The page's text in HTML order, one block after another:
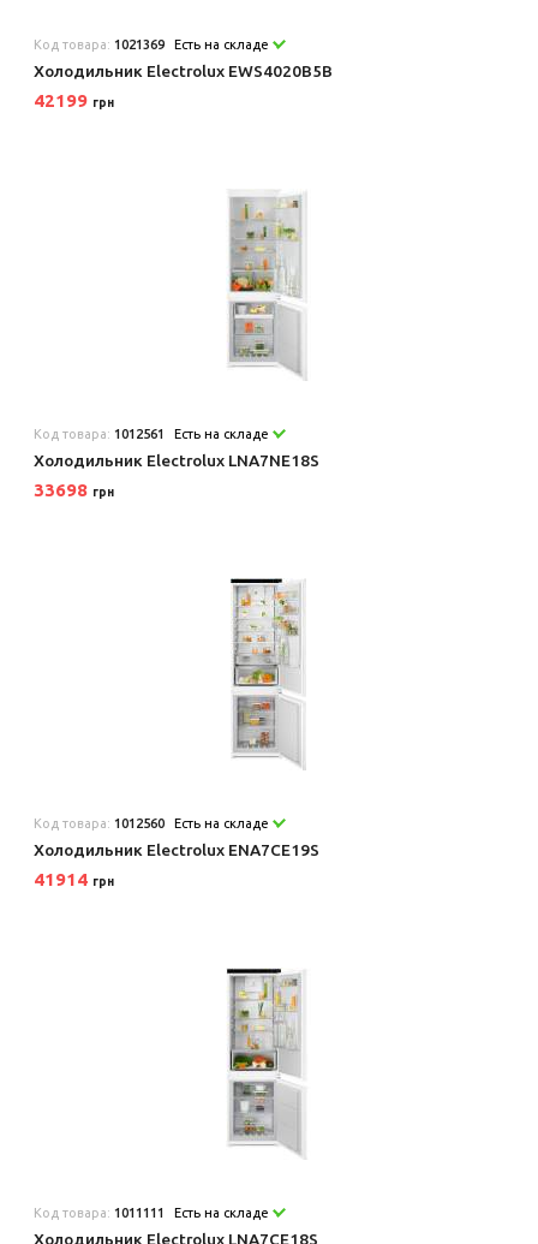
Код товара: 1021369 Есть на складе
Холодильник Electrolux EWS4020B5B
42199 грн
Код товара: 1012561 Есть на складе
Холодильник Electrolux LNA7NE18S
33698 грн
Код товара: 1012560 Есть на складе
Холодильник Electrolux ENA7CE19S
41914 грн
Код товара: 1011111 Есть на складе
Холодильник Electrolux LNA7CE18S